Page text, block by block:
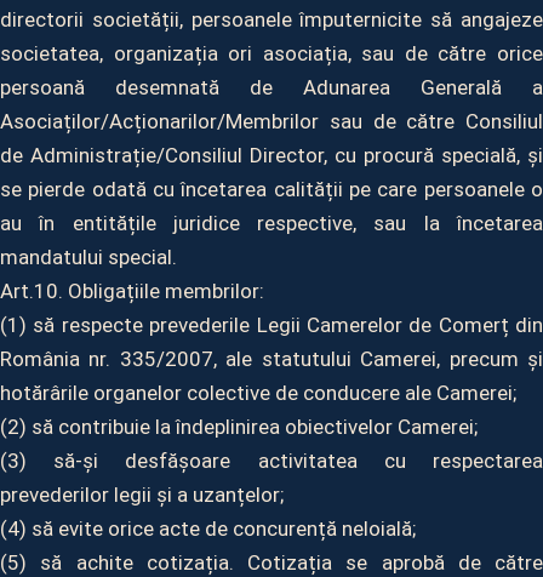
directorii societății, persoanele împuternicite să angajeze
societatea, organizația ori asociația, sau de către orice
persoană desemnată de Adunarea Generală a
Asociaților/Acționarilor/Membrilor sau de către Consiliul
de Administrație/Consiliul Director, cu procură specială, și
se pierde odată cu încetarea calității pe care persoanele o
au în entitățile juridice respective, sau la încetarea
mandatului special.
Art.10. Obligațiile membrilor:
(1) să respecte prevederile Legii Camerelor de Comerț din
România nr. 335/2007, ale statutului Camerei, precum și
hotărârile organelor colective de conducere ale Camerei;
(2) să contribuie la îndeplinirea obiectivelor Camerei;
(3) să-și desfășoare activitatea cu respectarea
prevederilor legii și a uzanțelor;
(4) să evite orice acte de concurență neloială;
(5) să achite cotizația. Cotizația se aprobă de către